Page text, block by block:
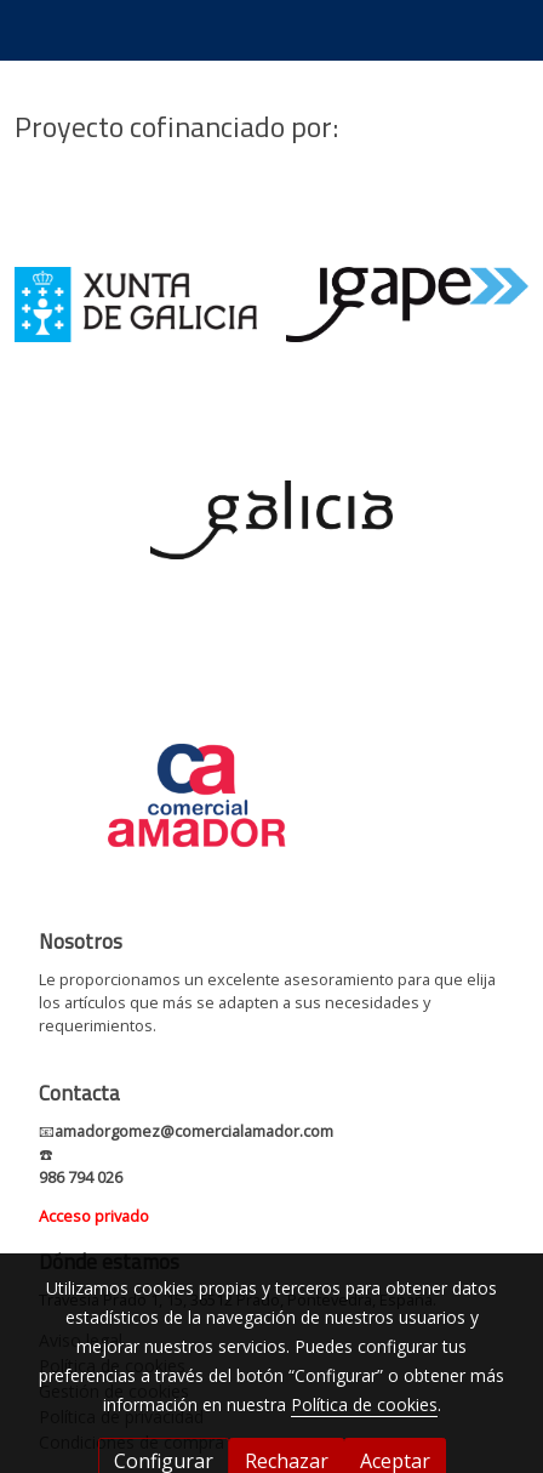
Proyecto cofinanciado por:
Nosotros
Le proporcionamos un excelente asesoramiento para que elija
los artículos que más se adapten a sus necesidades y
requerimientos.
Contacta
📧amadorgomez@comercialamador.com
☎️
986 794 026
Acceso privado
Dónde estamos
Travesía Prado 1, 15, 36512 Prado, Pontevedra, España.
Aviso legal
Política de cookies
Gestión de cookies
Política de privacidad
Condiciones de compra
Utilizamos cookies propias y terceros para obtener datos
estadísticos de la navegación de nuestros usuarios y
mejorar nuestros servicios. Puedes configurar tus
preferencias a través del botón “Configurar” o obtener más
información en nuestra Política de cookies.
Configurar Rechazar Aceptar